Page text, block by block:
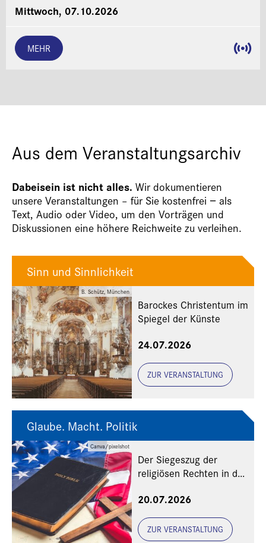
Mittwoch, 07.10.2026
MEHR
Aus dem Veranstaltungsarchiv
Dabeisein ist nicht alles. Wir dokumentieren
unsere Veranstaltungen – für Sie kostenfrei − als
Text, Audio oder Video, um den Vorträgen und
Diskussionen eine höhere Reichweite zu verleihen.
B. Schütz, München
Sinn und Sinnlichkeit
Barockes Christentum im
Spiegel der Künste
24.07.2026
ZUR VERANSTALTUNG
Canva/pixelshot
Glaube. Macht. Politik
Der Siegeszug der
religiösen Rechten in den
20.07.2026
ZUR VERANSTALTUNG